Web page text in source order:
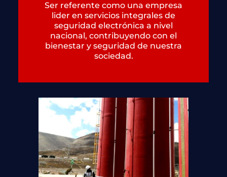
Ser referente como una empresa
lider en servicios integrales de
seguridad electrónica a nivel
nacional, contribuyendo con el
bienestar y seguridad de nuestra
sociedad.